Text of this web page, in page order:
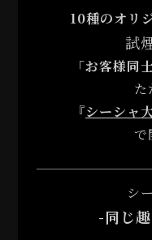
10種のオリ
試
「お客様同
た
『シーシャ
で
シ
-同じ